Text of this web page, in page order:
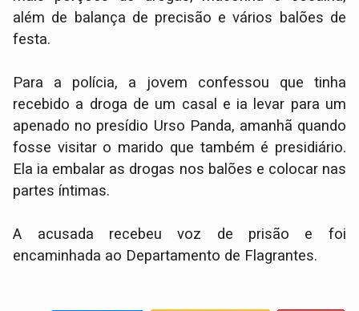
além de balança de precisão e vários balões de
festa.
Para a polícia, a jovem confessou que tinha
recebido a droga de um casal e ia levar para um
apenado no presídio Urso Panda, amanhã quando
fosse visitar o marido que também é presidiário.
Ela ia embalar as drogas nos balões e colocar nas
partes íntimas.
A acusada recebeu voz de prisão e foi
encaminhada ao Departamento de Flagrantes.